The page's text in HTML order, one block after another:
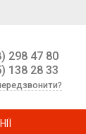
298 47 80
138 28 33